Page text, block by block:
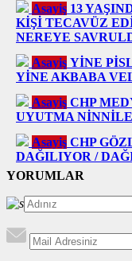
Asayiş 13
KİŞİ TECAVÜZ
NEREYE
Asayiş YİNE
YİNE AKBABA
Asayiş CHP
UYUTMA
Asayiş CHP
DAĞILIYOR /
YORUMLAR